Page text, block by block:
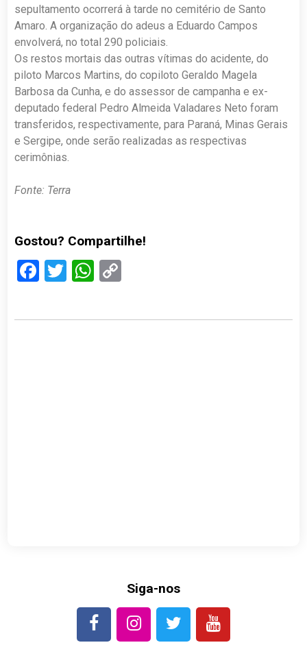
sepultamento ocorrerá à tarde no cemitério de Santo
Amaro. A organização do adeus a Eduardo Campos
envolverá, no total 290 policiais.
Os restos mortais das outras vítimas do acidente, do
piloto Marcos Martins, do copiloto Geraldo Magela
Barbosa da Cunha, e do assessor de campanha e ex-
deputado federal Pedro Almeida Valadares Neto foram
transferidos, respectivamente, para Paraná, Minas Gerais
e Sergipe, onde serão realizadas as respectivas
cerimônias.
Fonte: Terra
Gostou? Compartilhe!
Facebook
TwitterWhatsApp
Siga-nos